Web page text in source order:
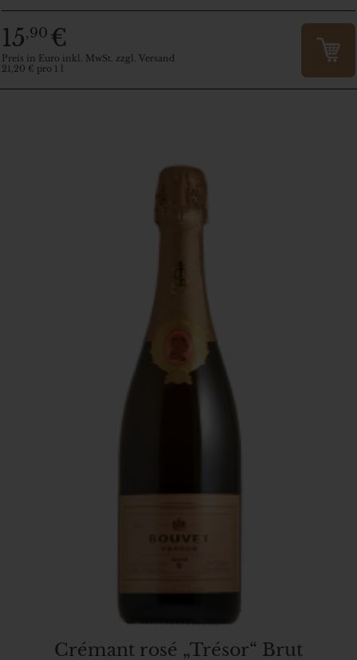
15,90 €
Preis in Euro inkl. MwSt. zzgl. Versand
21,20 € pro 1 l
Crémant rosé „Trésor“ Brut